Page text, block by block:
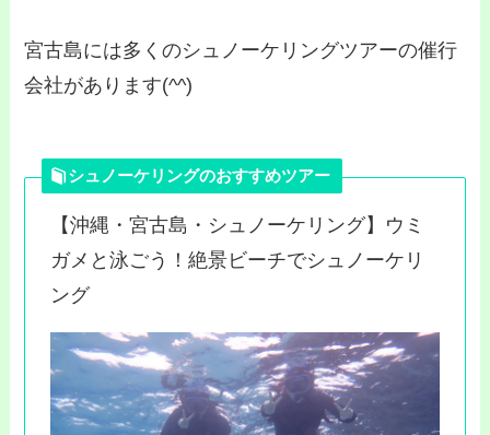
宮古島には多くのシュノーケリングツアーの催行
会社があります(^^)
シュノーケリングのおすすめツアー
【沖縄・宮古島・シュノーケリング】ウミ
ガメと泳ごう！絶景ビーチでシュノーケリ
ング